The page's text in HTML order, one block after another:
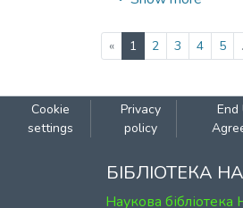
а також
діяльності
« 1(current)
2 3 4 5
Cookie
settings
Privacy
policy
End
БІБЛІОТЕКА
Наукова